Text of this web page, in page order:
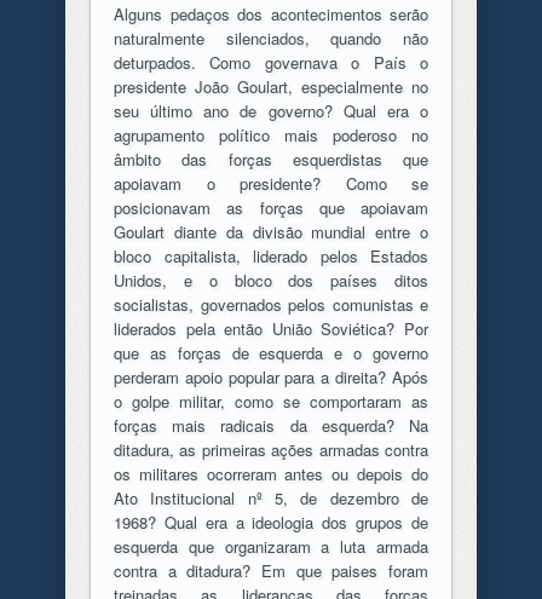
Alguns pedaços dos acontecimentos serão
naturalmente silenciados, quando não
deturpados. Como governava o País o
presidente João Goulart, especialmente no
seu último ano de governo? Qual era o
agrupamento político mais poderoso no
âmbito das forças esquerdistas que
apoiavam o presidente? Como se
posicionavam as forças que apoiavam
Goulart diante da divisão mundial entre o
bloco capitalista, liderado pelos Estados
Unidos, e o bloco dos países ditos
socialistas, governados pelos comunistas e
liderados pela então União Soviética? Por
que as forças de esquerda e o governo
perderam apoio popular para a direita? Após
o golpe militar, como se comportaram as
forças mais radicais da esquerda? Na
ditadura, as primeiras ações armadas contra
os militares ocorreram antes ou depois do
Ato Institucional nº 5, de dezembro de
1968? Qual era a ideologia dos grupos de
esquerda que organizaram a luta armada
contra a ditadura? Em que paises foram